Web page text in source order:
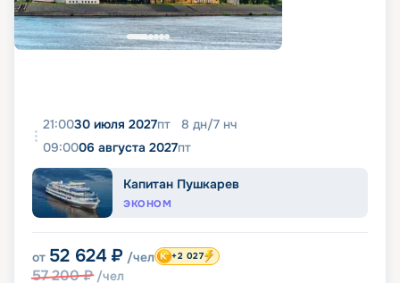
21:0030 июля 2027пт 8 дн/7 нч
09:0006 августа 2027пт
Капитан Пушкарев
ЭКОНОМ
от 52 624 ₽ /чел
57 200₽ /чел
+2 027